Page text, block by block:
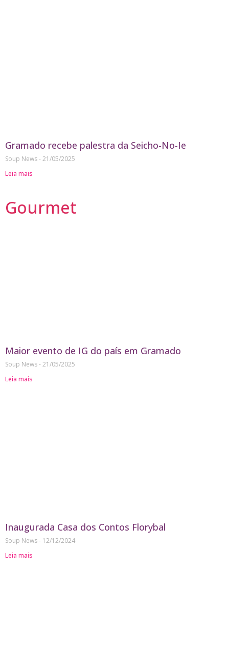
Gramado recebe palestra da Seicho-No-Ie
Soup News 21/05/2025
Leia mais
Gourmet
Maior evento de IG do país em Gramado
Soup News 21/05/2025
Leia mais
Inaugurada Casa dos Contos Florybal
Soup News
12/12/2024
Leia mais